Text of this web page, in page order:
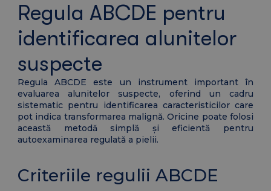
Regula ABCDE pentru
identificarea alunitelor
suspecte
Regula ABCDE este un instrument important în
evaluarea alunitelor suspecte, oferind un cadru
sistematic pentru identificarea caracteristicilor care
pot indica transformarea malignă. Oricine poate folosi
această metodă simplă și eficientă pentru
autoexaminarea regulată a pielii.
Criteriile regulii ABCDE